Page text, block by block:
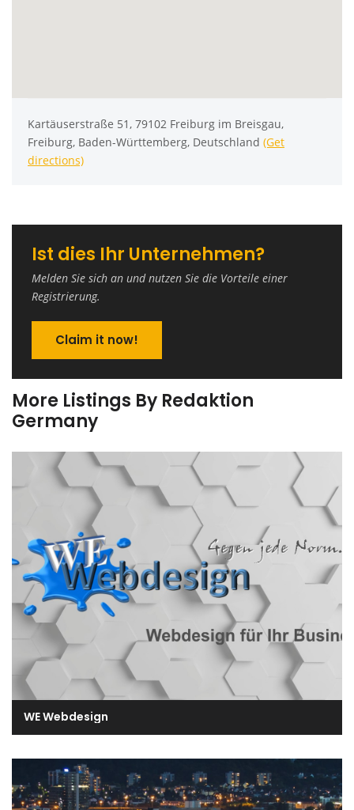
Kartäuserstraße 51, 79102 Freiburg im Breisgau,
Freiburg, Baden-Württemberg, Deutschland (Get
directions)
Ist dies Ihr Unternehmen?
Melden Sie sich an und nutzen Sie die Vorteile einer
Registrierung.
Claim it now!
More Listings By Redaktion
Germany
WE Webdesign